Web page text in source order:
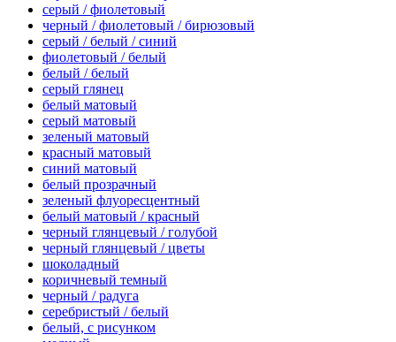
серый / фиолетовый
черный / фиолетовый / бирюзовый
серый / белый / синий
фиолетовый / белый
белый / белый
серый глянец
белый матовый
серый матовый
зеленый матовый
красный матовый
синий матовый
белый прозрачный
зеленый флуоресцентный
белый матовый / красный
черный глянцевый / голубой
черный глянцевый / цветы
шоколадный
коричневый темный
черный / радуга
серебристый / белый
белый, с рисунком